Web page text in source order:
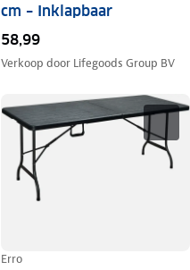
cm – Inklapbaar
58,99
Verkoop door Lifegoods Group BV
Erro